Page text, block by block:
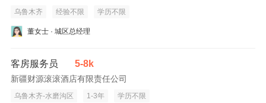
乌鲁木齐 经验不限 学历不限
董女士 · 城区总经理
客房服务员 5-8k
新疆财源滚滚酒店有限责任公司
乌鲁木齐-水磨沟区 1-3年 学历不限